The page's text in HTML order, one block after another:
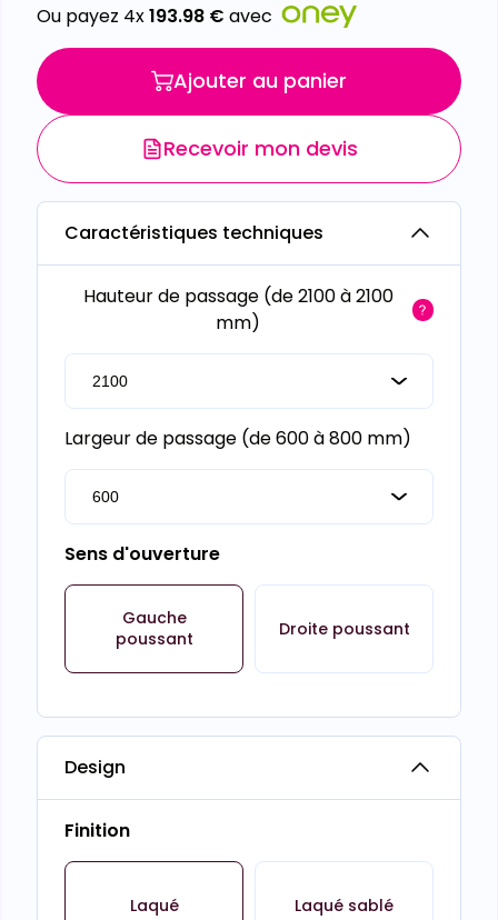
Ou payez 4x193.98 € avec
Ajouter au panier
Recevoir mon devis
Caractéristiques techniques
Hauteur de passage (de 2100 à 2100
mm)
Largeur de passage (de 600 à 800 mm)
Sens d'ouverture
Gauche
poussant
Droite poussant
Design
Finition
Laqué Laqué sablé